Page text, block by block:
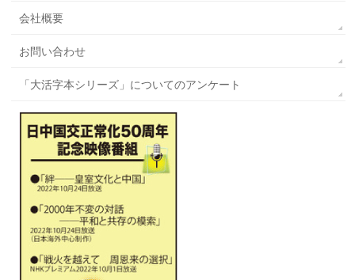
会社概要
お問い合わせ
「大活字本シリーズ」についてのアンケート